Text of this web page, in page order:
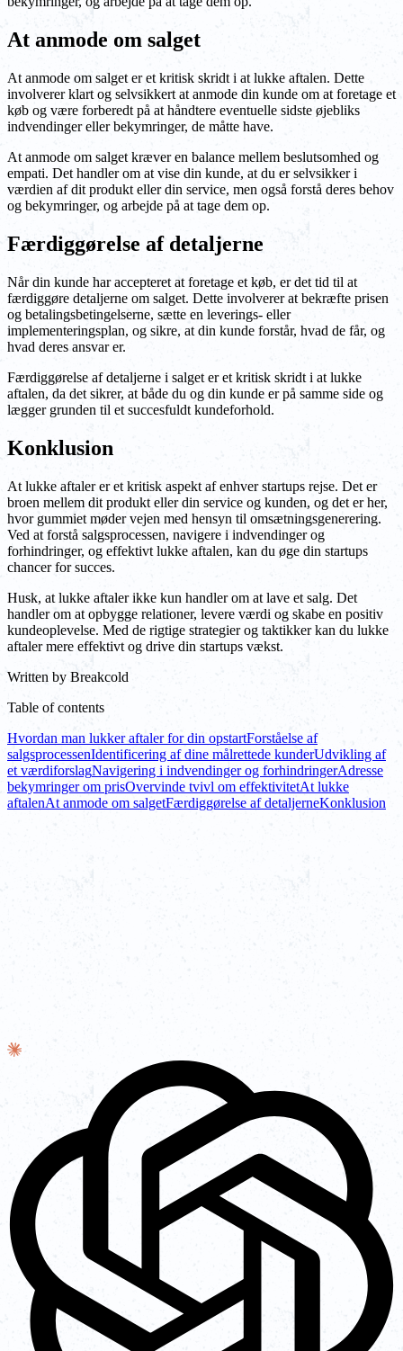
At anmode om salget
At anmode om salget er et kritisk skridt i at lukke aftalen. Dette
involverer klart og selvsikkert at anmode din kunde om at foretage et
køb og være forberedt på at håndtere eventuelle sidste øjebliks
indvendinger eller bekymringer, de måtte have.
At anmode om salget kræver en balance mellem beslutsomhed og
empati. Det handler om at vise din kunde, at du er selvsikker i
værdien af dit produkt eller din service, men også forstå deres behov
og bekymringer, og arbejde på at tage dem op.
Færdiggørelse af detaljerne
Når din kunde har accepteret at foretage et køb, er det tid til at
færdiggøre detaljerne om salget. Dette involverer at bekræfte prisen
og betalingsbetingelserne, sætte en leverings- eller
implementeringsplan, og sikre, at din kunde forstår, hvad de får, og
hvad deres ansvar er.
Færdiggørelse af detaljerne i salget er et kritisk skridt i at lukke
aftalen, da det sikrer, at både du og din kunde er på samme side og
lægger grunden til et succesfuldt kundeforhold.
Konklusion
At lukke aftaler er et kritisk aspekt af enhver startups rejse. Det er
broen mellem dit produkt eller din service og kunden, og det er her,
hvor gummiet møder vejen med hensyn til omsætningsgenerering.
Ved at forstå salgsprocessen, navigere i indvendinger og
forhindringer, og effektivt lukke aftalen, kan du øge din startups
chancer for succes.
Husk, at lukke aftaler ikke kun handler om at lave et salg. Det
handler om at opbygge relationer, levere værdi og skabe en positiv
kundeoplevelse. Med de rigtige strategier og taktikker kan du lukke
aftaler mere effektivt og drive din startups vækst.
Written by Breakcold
Table of contents
Hvordan man lukker aftaler for din opstartForståelse af
salgsprocessenIdentificering af dine målrettede kunderUdvikling af
et værdiforslagNavigering i indvendinger og forhindringerAdresse
bekymringer om prisOvervinde tvivl om effektivitetAt lukke
aftalenAt anmode om salgetFærdiggørelse af detaljerneKonklusion